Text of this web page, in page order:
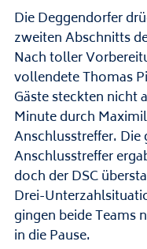
Die Deggendorfer
zweiten Abschnitts
Nach toller
vollendete Thomas
Gäste steckten nicht
Minute durch
Anschlusstreffer. Die
Anschlusstreffer
doch der DSC
Drei-
gingen beide Teams
in die Pause.